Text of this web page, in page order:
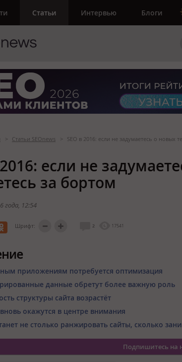
Статьи Интервью Блоги
> Статьи SEOnews > SEO в 2016: если не задумаетесь о новых
если не
за бортом
года , 12:54
Шрифт: 2 17541
приложениям потребуется оптимизация
данные обретут более важную роль
структуры сайта возрастёт
окажутся в центре внимания
не столько ранжировать сайты, сколько
Подпишитесь на